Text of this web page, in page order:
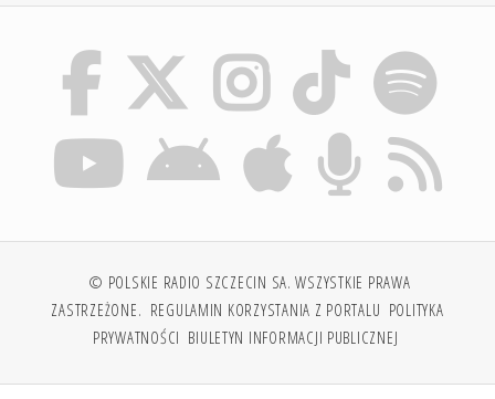
© POLSKIE RADIO SZCZECIN SA. WSZYSTKIE PRAWA
ZASTRZEŻONE. REGULAMIN KORZYSTANIA Z PORTALU POLITYKA
PRYWATNOŚCI BIULETYN INFORMACJI PUBLICZNEJ